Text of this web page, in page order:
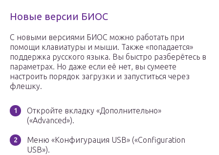
Новые версии БИОС
С новыми версиями БИОС можно работать при
помощи клавиатуры и мыши. Также «попадается»
поддержка русского языка. Вы быстро разберётесь в
параметрах. Но даже если её нет, вы сумеете
настроить порядок загрузки и запуститься через
флешку.
Откройте вкладку «Дополнительно»
(«Advanced»).
Меню «Конфигурация USB» («Configuration
USB»).